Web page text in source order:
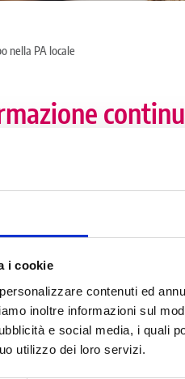
i cookie
contenuti ed
inoltre informazioni sul
e social media, i quali
utilizzo dei loro servizi.
nella PA locale
per avvicinare i cittadini
prevalentemente nei
la possibilità di
costante durante la
del percorso formativo, di
la Regione
progetti.